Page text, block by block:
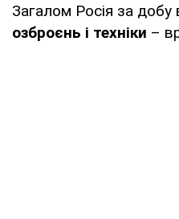
Загалом Росія за добу
озброєнь і техніки –